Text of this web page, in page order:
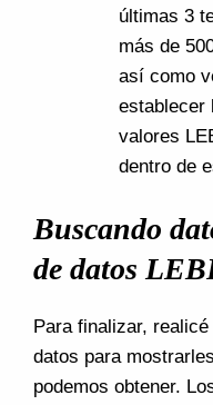
últimas 3
más de
así como
establecer
valores
dentro de
Buscando
de datos
Para finalizar,
datos para
podemos obtener.